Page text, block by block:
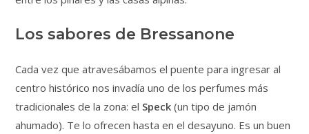
Los sabores de Bressanone
Cada vez que atravesábamos el puente para ingresar al
centro histórico nos invadía uno de los perfumes más
tradicionales de la zona: el Speck (un tipo de jamón
ahumado). Te lo ofrecen hasta en el desayuno. Es un buen